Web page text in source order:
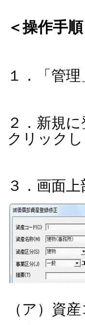
＜操作手順
１．「管
２．新規
クリックし
３．画面
（ア）資